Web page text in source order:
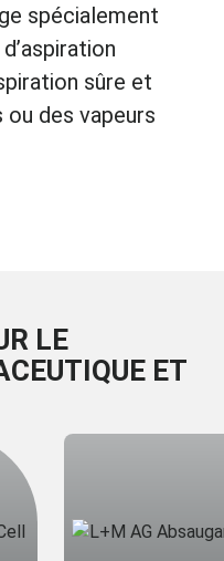
spécialement
sûre et
des vapeurs
LE
ET